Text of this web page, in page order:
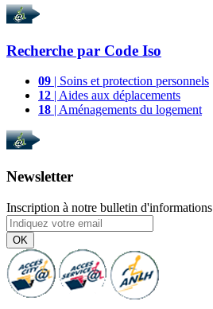
Recherche par Code Iso
09 | Soins et protection personnels
12 | Aides aux déplacements
18 | Aménagements du logement
Newsletter
Inscription à notre bulletin d'informations
OK